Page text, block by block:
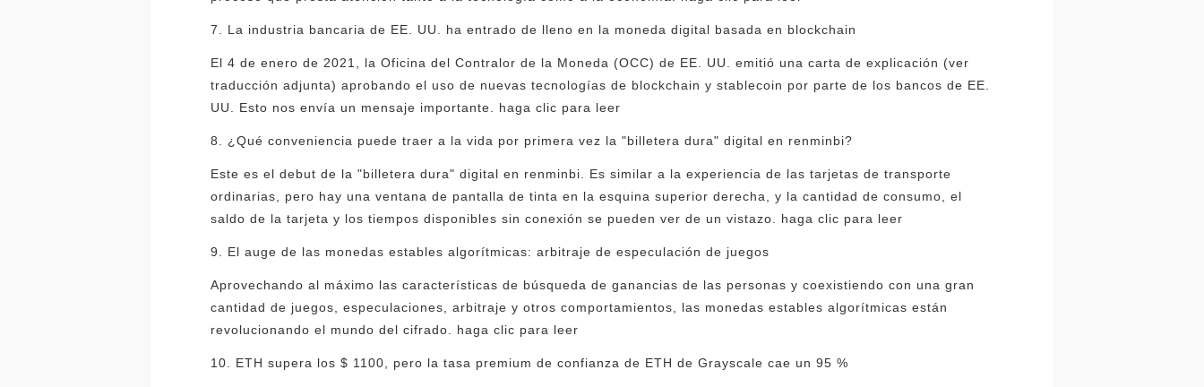
7. La industria bancaria de EE. UU. ha entrado de lleno en la moneda digital basada en blockchain
El 4 de enero de 2021, la Oficina del Contralor de la Moneda (OCC) de EE. UU. emitió una carta de explicación (ver
traducción adjunta) aprobando el uso de nuevas tecnologías de blockchain y stablecoin por parte de los bancos de EE.
UU. Esto nos envía un mensaje importante. haga clic para leer
8. ¿Qué conveniencia puede traer a la vida por primera vez la "billetera dura" digital en renminbi?
Este es el debut de la "billetera dura" digital en renminbi. Es similar a la experiencia de las tarjetas de transporte
ordinarias, pero hay una ventana de pantalla de tinta en la esquina superior derecha, y la cantidad de consumo, el
saldo de la tarjeta y los tiempos disponibles sin conexión se pueden ver de un vistazo. haga clic para leer
9. El auge de las monedas estables algorítmicas: arbitraje de especulación de juegos
Aprovechando al máximo las características de búsqueda de ganancias de las personas y coexistiendo con una gran
cantidad de juegos, especulaciones, arbitraje y otros comportamientos, las monedas estables algorítmicas están
revolucionando el mundo del cifrado. haga clic para leer
10. ETH supera los $ 1100, pero la tasa premium de confianza de ETH de Grayscale cae un 95 %